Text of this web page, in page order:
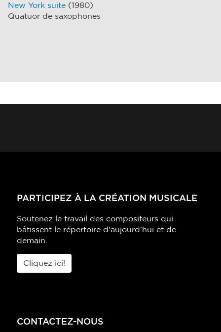
New York suite (1980)
Quatuor de saxophones
PARTICIPEZ À LA CRÉATION MUSICALE
Soutenez le travail des compositeurs qui
bâtissent le répertoire d'aujourd'hui et de
demain.
Cliquez ici!
CONTACTEZ-NOUS